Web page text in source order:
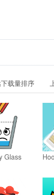
载量排序
Glass